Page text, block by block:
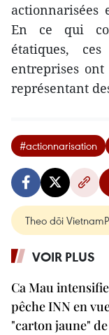
actionnarisées
En ce qui
étatiques,
entreprises ont
représentant
#actionnarisation
Theo dõi
VOIR PLUS
Ca Mau
pêche INN en
"carton jaune"